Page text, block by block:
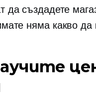
да създадете
няма какво да